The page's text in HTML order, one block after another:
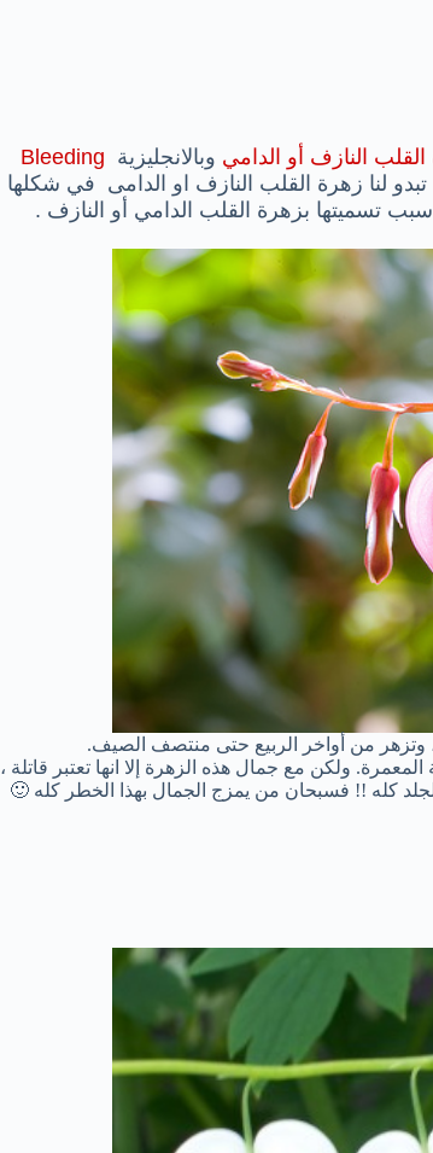
النازف أو الدامي وبالانجليزية Bleeding
لنا زهرة القلب النازف او الدامى في شكلها
تسميتها بزهرة القلب الدامي أو النازف .
، وتزهر من أواخر الربيع حتى منتصف الصيف.
ولكن مع جمال هذه الزهرة إلا انها تعتبر قاتلة ،
كله !! فسبحان من يمزج الجمال بهذا الخطر كله 🙂